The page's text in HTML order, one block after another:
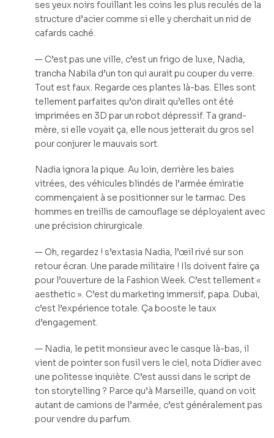
ses yeux noirs fouillant les coins les plus reculés de la
structure d’acier comme si elle y cherchait un nid de
cafards caché.
— C’est pas une ville, c’est un frigo de luxe, Nadia,
trancha Nabila d’un ton qui aurait pu couper du verre.
Tout est faux. Regarde ces plantes là-bas. Elles sont
tellement parfaites qu’on dirait qu’elles ont été
imprimées en 3D par un robot dépressif. Ta grand-
mère, si elle voyait ça, elle nous jetterait du gros sel
pour conjurer le mauvais sort.
Nadia ignora la pique. Au loin, derrière les baies
vitrées, des véhicules blindés de l’armée émiratie
commençaient à se positionner sur le tarmac. Des
hommes en treillis de camouflage se déployaient avec
une précision chirurgicale.
— Oh, regardez ! s’extasia Nadia, l’œil rivé sur son
retour écran. Une parade militaire ! Ils doivent faire ça
pour l’ouverture de la Fashion Week. C’est tellement «
aesthetic ». C’est du marketing immersif, papa. Dubaï,
c’est l’expérience totale. Ça booste le taux
d’engagement.
— Nadia, le petit monsieur avec le casque là-bas, il
vient de pointer son fusil vers le ciel, nota Didier avec
une politesse inquiète. C’est aussi dans le script de
ton storytelling ? Parce qu’à Marseille, quand on voit
autant de camions de l’armée, c’est généralement pas
pour vendre du parfum.